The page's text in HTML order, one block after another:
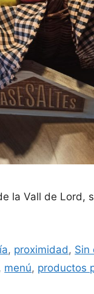
la Vall de Lord,
, proximidad, Sin
menú, productos